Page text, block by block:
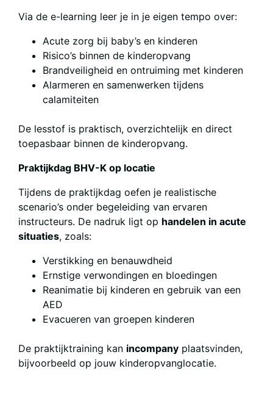
Via de e-learning leer je in je eigen tempo over:
Acute zorg bij baby’s en kinderen
Risico’s binnen de kinderopvang
Brandveiligheid en ontruiming met kinderen
Alarmeren en samenwerken tijdens
calamiteiten
De lesstof is praktisch, overzichtelijk en direct
toepasbaar binnen de kinderopvang.
Praktijkdag BHV-K op locatie
Tijdens de praktijkdag oefen je realistische
scenario’s onder begeleiding van ervaren
instructeurs. De nadruk ligt op handelen in acute
situaties, zoals:
Verstikking en benauwdheid
Ernstige verwondingen en bloedingen
Reanimatie bij kinderen en gebruik van een
AED
Evacueren van groepen kinderen
De praktijktraining kan incompany plaatsvinden,
bijvoorbeeld op jouw kinderopvanglocatie.